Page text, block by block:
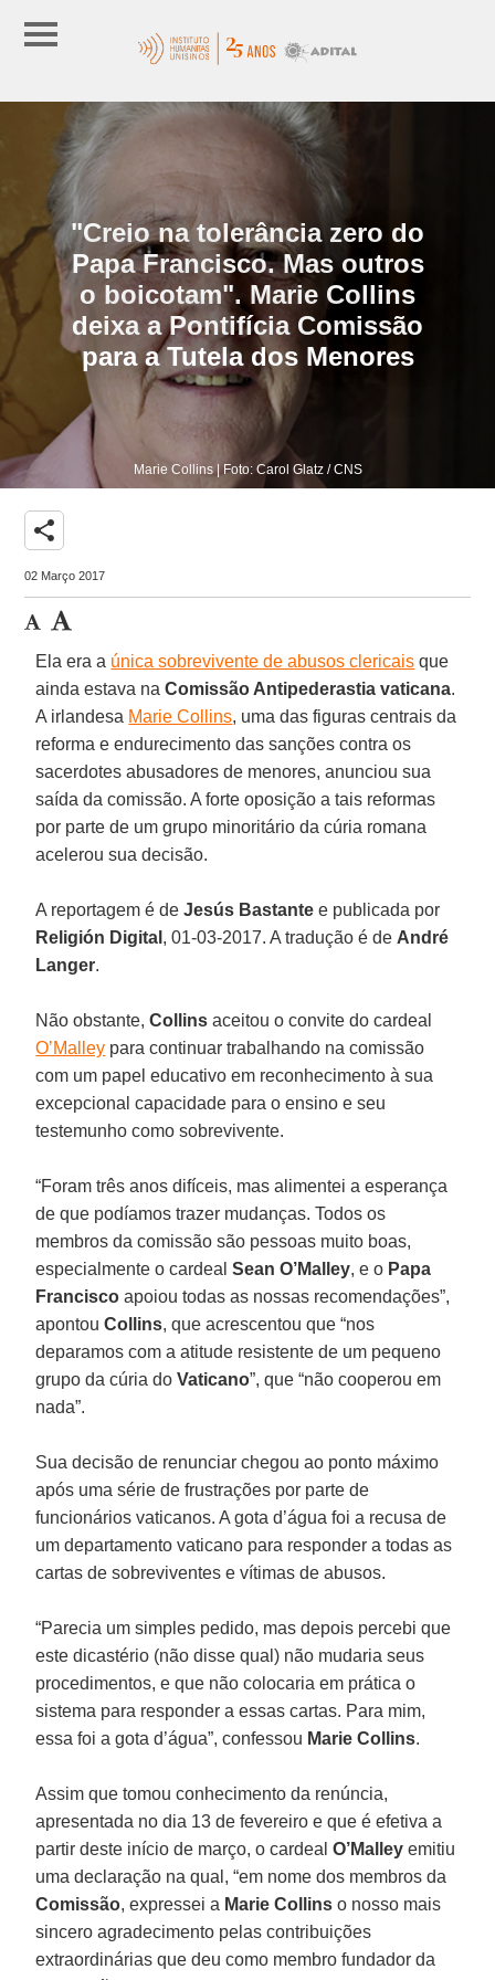
"Creio na tolerância zero do
Papa Francisco. Mas outros
o boicotam". Marie Collins
deixa a Pontifícia Comissão
para a Tutela dos Menores
Marie Collins | Foto: Carol Glatz / CNS
share
02 Março 2017
Ela era a única sobrevivente de abusos clericais que
ainda estava naComissão Antipederastia vaticana.
A irlandesa Marie Collins, uma das figuras centrais da
reforma e endurecimento das sanções contra os
sacerdotes abusadores de menores, anunciou sua
saída da comissão. A forte oposição a tais reformas
por parte de um grupo minoritário da cúria romana
acelerou sua decisão.
A reportagem é deJesús Bastante e publicada por
Religión Digital , 01-03-2017. A tradução é de André
Langer.
Não obstante,Collins aceitou o convite do cardeal
O’Malley para continuar trabalhando na comissão
com um papel educativo em reconhecimento à sua
excepcional capacidade para o ensino e seu
testemunho como sobrevivente.
“Foram três anos difíceis, mas alimentei a esperança
de que podíamos trazer mudanças. Todos os
membros da comissão são pessoas muito boas,
especialmente o cardeal Sean O’Malley, e o Papa
Franciscoapoiou todas as nossas recomendações”,
apontouCollins, que acrescentou que “nos
deparamos com a atitude resistente de um pequeno
grupo da cúria doVaticano”, que “não cooperou em
nada”.
Sua decisão de renunciar chegou ao ponto máximo
após uma série de frustrações por parte de
funcionários vaticanos. A gota d’água foi a recusa de
um departamento vaticano para responder a todas as
cartas de sobreviventes e vítimas de abusos.
“Parecia um simples pedido, mas depois percebi que
este dicastério (não disse qual) não mudaria seus
procedimentos, e que não colocaria em prática o
sistema para responder a essas cartas. Para mim,
essa foi a gota d’água”, confessou Marie Collins.
Assim que tomou conhecimento da renúncia,
apresentada no dia 13 de fevereiro e que é efetiva a
partir deste início de março, o cardealO’Malleyemitiu
uma declaração na qual, “em nome dos membros da
Comissão, expressei a Marie Collins o nosso mais
sincero agradecimento pelas contribuições
extraordinárias que deu como membro fundador da